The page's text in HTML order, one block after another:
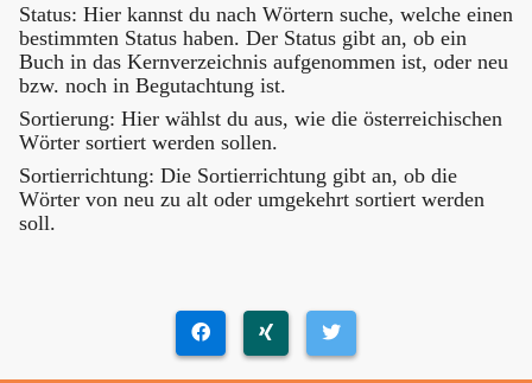
Status: Hier kannst du nach Wörtern suche, welche einen
bestimmten Status haben. Der Status gibt an, ob ein
Buch in das Kernverzeichnis aufgenommen ist, oder neu
bzw. noch in Begutachtung ist.
Sortierung: Hier wählst du aus, wie die österreichischen
Wörter sortiert werden sollen.
Sortierrichtung: Die Sortierrichtung gibt an, ob die
Wörter von neu zu alt oder umgekehrt sortiert werden
soll.